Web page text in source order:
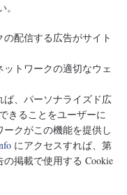
配信する広告がサイト
ットワークの適切なウェ
ば、パーソナライズド広
きることをユーザーに
クがこの機能を提供し
にアクセスすれば、第
掲載で使用する Cookie